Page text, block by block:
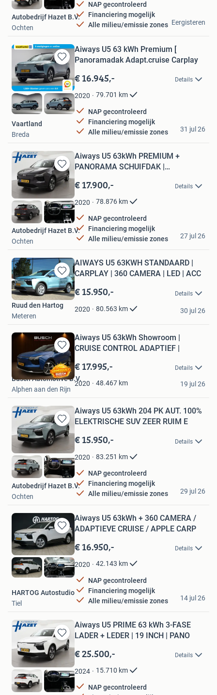
NAP gecontroleerd
Financiering mogelijk
Alle milieu/emissie zones
Autobedrijf Hazet B.V.
Ochten
Eergisteren
Bewaren
in
Mijn
Favorieten
Aiways U5 63 kWh Premium [
Panoramadak Adapt.cruise Carplay
€ 16.945,- Details
2020 79.701 km
NAP gecontroleerd
Financiering mogelijk
Alle milieu/emissie zones
Vaartland
Breda
31 jul 26
Bewaren
in
Mijn
Favorieten
Aiways U5 63kWh PREMIUM +
PANORAMA SCHUIFDAK |
€ 17.900,- Details
2020 78.876 km
NAP gecontroleerd
Financiering mogelijk
Alle milieu/emissie zones
Autobedrijf Hazet B.V.
Ochten
27 jul 26
Bewaren
in
Mijn
Favorieten
AIWAYS U5 63KWH STANDAARD |
CARPLAY | 360 CAMERA | LED | ACC
€ 15.950,- Details
2020 80.563 km
Ruud den Hartog
Meteren
30 jul 26
Bewaren
in
Mijn
Favorieten
Aiways U5 63kWh Showroom |
CRUISE CONTROL ADAPTIEF |
€ 17.995,- Details
2020 48.467 km
Busch Automotive B.V.
Alphen aan den Rijn
19 jul 26
Bewaren
in
Mijn
Favorieten
Aiways U5 63kWh 204 PK AUT. 100%
ELEKTRISCHE SUV ZEER RUIM E
€ 15.950,- Details
2020 83.251 km
NAP gecontroleerd
Financiering mogelijk
Alle milieu/emissie zones
Autobedrijf Hazet B.V.
Ochten
29 jul 26
Bewaren
in
Mijn
Favorieten
Aiways U5 63kWh + 360 CAMERA /
ADAPTIEVE CRUISE / APPLE CARP
€ 16.950,- Details
2020 42.143 km
NAP gecontroleerd
Financiering mogelijk
Alle milieu/emissie zones
HARTOG Autostudio
Tiel
14 jul 26
Bewaren
in
Mijn
Favorieten
Aiways U5 PRIME 63 kWh 3-FASE
LADER + LEDER | 19 INCH | PANO
€ 25.500,- Details
2024 15.710 km
NAP gecontroleerd